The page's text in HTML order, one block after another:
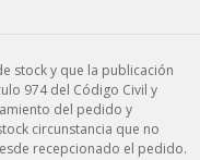
stock y que la publicación
974 del Código Civil y
del pedido y
circunstancia que no
recepcionado el pedido.